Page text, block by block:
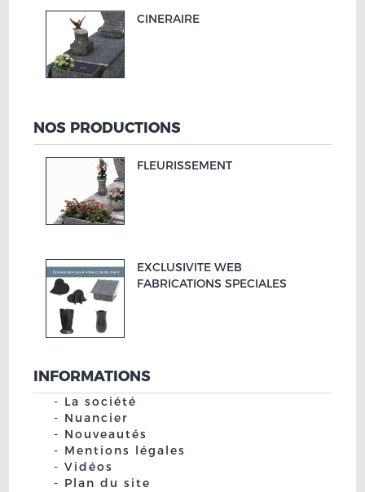
CINERAIRE
NOS PRODUCTIONS
FLEURISSEMENT
EXCLUSIVITE WEB
FABRICATIONS SPECIALES
INFORMATIONS
La société
Nuancier
Nouveautés
Mentions légales
Vidéos
Plan du site